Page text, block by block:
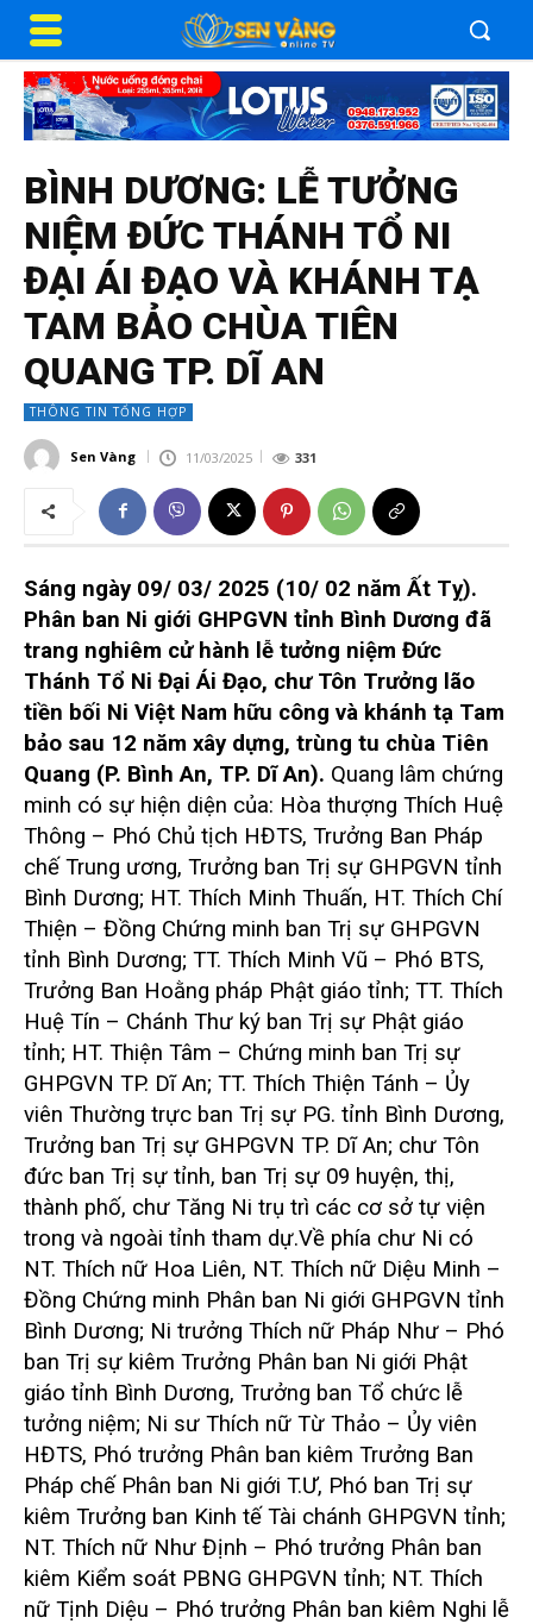
BÌNH DƯƠNG: LỄ TƯỞNG
NIỆM ĐỨC THÁNH TỔ NI
ĐẠI ÁI ĐẠO VÀ KHÁNH TẠ
TAM BẢO CHÙA TIÊN
QUANG TP. DĨ AN
THÔNG TIN TỔNG HỢP
Sen Vàng 11/03/2025 331
Sáng ngày 09/ 03/ 2025 (10/ 02 năm Ất Tỵ).
Phân ban Ni giới GHPGVN tỉnh Bình Dương đã
trang nghiêm cử hành lễ tưởng niệm Đức
Thánh Tổ Ni Đại Ái Đạo, chư Tôn Trưởng lão
tiền bối Ni Việt Nam hữu công và khánh tạ Tam
bảo sau 12 năm xây dựng, trùng tu chùa Tiên
Quang (P. Bình An, TP. Dĩ An). Quang lâm chứng
minh có sự hiện diện của: Hòa thượng Thích Huệ
Thông – Phó Chủ tịch HĐTS, Trưởng Ban Pháp
chế Trung ương, Trưởng ban Trị sự GHPGVN tỉnh
Bình Dương; HT. Thích Minh Thuấn, HT. Thích Chí
Thiện – Đồng Chứng minh ban Trị sự GHPGVN
tỉnh Bình Dương; TT. Thích Minh Vũ – Phó BTS,
Trưởng Ban Hoằng pháp Phật giáo tỉnh; TT. Thích
Huệ Tín – Chánh Thư ký ban Trị sự Phật giáo
tỉnh; HT. Thiện Tâm – Chứng minh ban Trị sự
GHPGVN TP. Dĩ An; TT. Thích Thiện Tánh – Ủy
viên Thường trực ban Trị sự PG. tỉnh Bình Dương,
Trưởng ban Trị sự GHPGVN TP. Dĩ An; chư Tôn
đức ban Trị sự tỉnh, ban Trị sự 09 huyện, thị,
thành phố, chư Tăng Ni trụ trì các cơ sở tự viện
trong và ngoài tỉnh tham dự.Về phía chư Ni có
NT. Thích nữ Hoa Liên, NT. Thích nữ Diệu Minh –
Đồng Chứng minh Phân ban Ni giới GHPGVN tỉnh
Bình Dương; Ni trưởng Thích nữ Pháp Như – Phó
ban Trị sự kiêm Trưởng Phân ban Ni giới Phật
giáo tỉnh Bình Dương, Trưởng ban Tổ chức lễ
tưởng niệm; Ni sư Thích nữ Từ Thảo – Ủy viên
HĐTS, Phó trưởng Phân ban kiêm Trưởng Ban
Pháp chế Phân ban Ni giới T.Ư, Phó ban Trị sự
kiêm Trưởng ban Kinh tế Tài chánh GHPGVN tỉnh;
NT. Thích nữ Như Định – Phó trưởng Phân ban
kiêm Kiểm soát PBNG GHPGVN tỉnh; NT. Thích
nữ Tịnh Diệu – Phó trưởng Phân ban kiêm Nghi lễ